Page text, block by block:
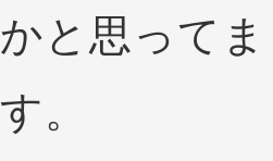
かと思って
す。